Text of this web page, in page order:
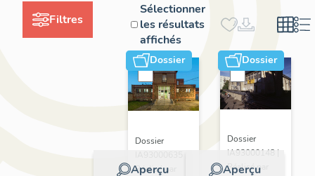
Filtres
Sélectionner
les résultats
affichés
Dossier
Aperçu
Dossier
Réalisé par
Dossier
Aperçu
Dossier
IA93000148 |
Réalisé par